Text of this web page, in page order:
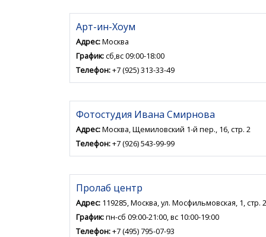
Арт-ин-Хоум
Адрес:Москва
График:сб,вс 09:00-18:00
Телефон:+7 (925) 313-33-49
Фотостудия Ивана Смирнова
Адрес:Москва, Щемиловский 1-й пер., 16, стр. 2
Телефон:+7 (926) 543-99-99
Пролаб центр
Адрес: 119285, Москва, ул. Мосфильмовская, 1, стр.
График:пн-сб 09:00-21:00, вс 10:00-19:00
Телефон:+7 (495) 795-07-93